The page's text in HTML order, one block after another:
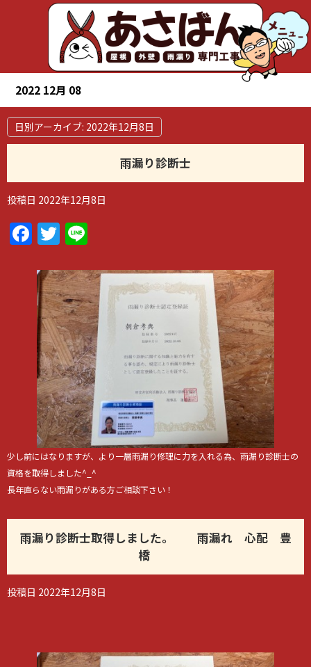
2022 12月 08
日別アーカイブ: 2022年12月8日
雨漏り診断士
投稿日 2022年12月8日
Facebook
Twitter
少し前にはなりますが、より一層雨漏り修理に力を入れる為、雨漏り診断士の
資格を取得しました^_^
長年直らない雨漏りがある方ご相談下さい！
雨漏り診断士取得しました。 雨漏れ 心配 豊
橋
投稿日 2022年12月8日